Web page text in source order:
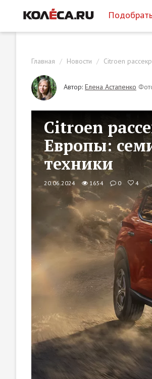
Главная Новости Citroen
Автор: Елена Астапенко
Citroen
Европы:
техники
20.06.2024 1654 0 4